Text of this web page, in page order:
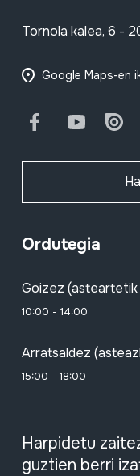
Tornola kalea, 6 -
Google Maps-en
FacebookYoutube
Ordutegia
Goizez (asteartetik
10:00 - 14:00
Arratsaldez
15:00 - 18:00
Harpidetu
guztien berri